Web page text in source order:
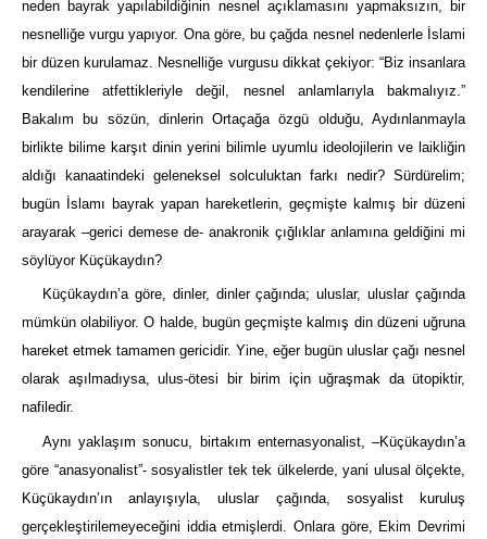
neden bayrak yapılabildiğinin nesnel açıklamasını yapmaksızın, bir
nesnelliğe vurgu yapıyor. Ona göre, bu çağda nesnel nedenlerle İslami
bir düzen kurulamaz. Nesnelliğe vurgusu dikkat çekiyor: “Biz insanlara
kendilerine atfettikleriyle değil, nesnel anlamlarıyla bakmalıyız.”
Bakalım bu sözün, dinlerin Ortaçağa özgü olduğu, Aydınlanmayla
birlikte bilime karşıt dinin yerini bilimle uyumlu ideolojilerin ve laikliğin
aldığı kanaatindeki geleneksel solculuktan farkı nedir? Sürdürelim;
bugün İslamı bayrak yapan hareketlerin, geçmişte kalmış bir düzeni
arayarak –gerici demese de- anakronik çığlıklar anlamına geldiğini mi
söylüyor Küçükaydın?
Küçükaydın’a göre, dinler, dinler çağında; uluslar, uluslar çağında
mümkün olabiliyor. O halde, bugün geçmişte kalmış din düzeni uğruna
hareket etmek tamamen gericidir. Yine, eğer bugün uluslar çağı nesnel
olarak aşılmadıysa, ulus-ötesi bir birim için uğraşmak da ütopiktir,
nafiledir.
Aynı yaklaşım sonucu, birtakım enternasyonalist, –Küçükaydın’a
göre “anasyonalist”- sosyalistler tek tek ülkelerde, yani ulusal ölçekte,
Küçükaydın’ın anlayışıyla, uluslar çağında, sosyalist kuruluş
gerçekleştirilemeyeceğini iddia etmişlerdi. Onlara göre, Ekim Devrimi